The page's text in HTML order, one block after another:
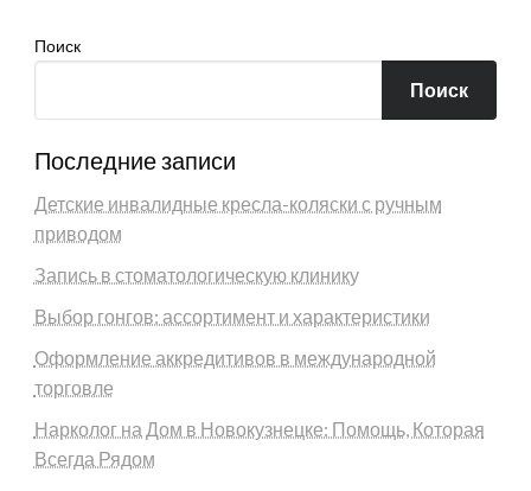
Поиск
Поиск
Последние записи
Детские инвалидные кресла-коляски с ручным
приводом
Запись в стоматологическую клинику
Выбор гонгов: ассортимент и характеристики
Оформление аккредитивов в международной
торговле
Нарколог на Дом в Новокузнецке: Помощь, Которая
Всегда Рядом